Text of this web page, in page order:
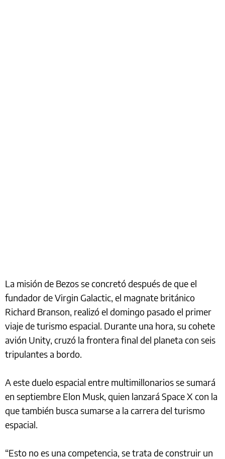
La misión de Bezos se concretó después de que el
fundador de Virgin Galactic, el magnate británico
Richard Branson, realizó el domingo pasado el primer
viaje de turismo espacial. Durante una hora, su cohete
avión Unity, cruzó la frontera final del planeta con seis
tripulantes a bordo.
A este duelo espacial entre multimillonarios se sumará
en septiembre Elon Musk, quien lanzará Space X con la
que también busca sumarse a la carrera del turismo
espacial.
“Esto no es una competencia, se trata de construir un